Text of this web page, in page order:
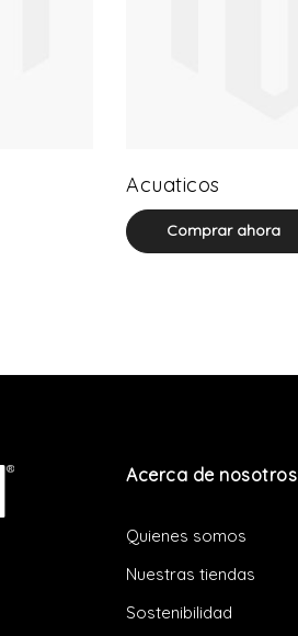
Acuaticos
Comprar ahora
Acerca de nosotros
Quienes somos
Nuestras tiendas
Sostenibilidad